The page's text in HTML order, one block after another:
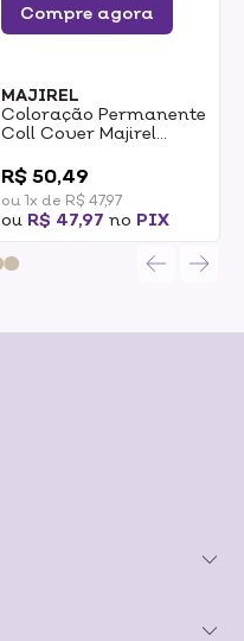
Compre agora
MAJIREL
Coloração Permanente
Coll Cover Majirel
Claríssimo
Acinzentado 60g
R$ 50,49
ou 1x de R$ 47,97
ou R$ 47,97 no PIX